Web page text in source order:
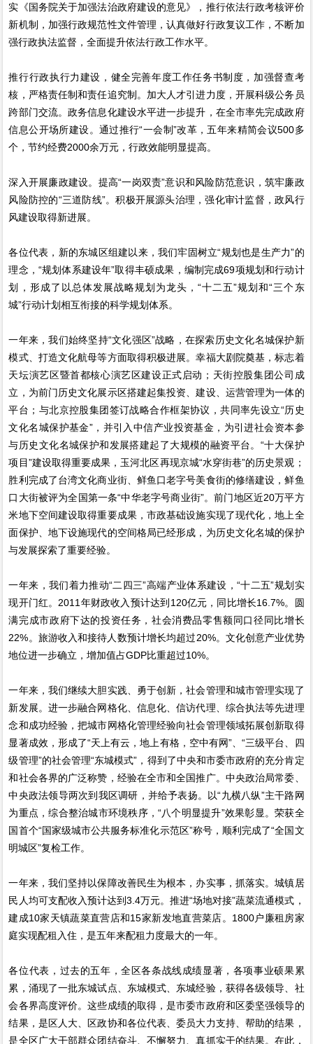
实《国务院关于加强法治政府建设的意见》，推行依法行政考核评价
新机制，加强行政规范性文件管理，认真做好行政复议工作，不断加
强行政执法监督，全面提升依法行政工作水平。
推行行政执行力建设，健全完善年度工作任务书制度，加强督查考
核，严格责任制和责任追究制。加大人才引进力度，开展科级公务员
跨部门交流。政务信息化建设水平进一步提升，在全市率先完成政府
信息公开场所建设。通过推行“一会制”改革，五年来精简会议500多
个，节约经费2000余万元，行政效能明显提高。
深入开展廉政建设。提高“一岗双责”意识和风险防范意识，筑牢廉政
风险防控的“三道防线”。积极开展源头治理，强化审计监督，政风行
风建设取得新进展。
各位代表，新的东城区组建以来，我们牢固树立“规划也是生产力”的
理念，“规划体系建设年”取得丰硕成果，编制完成69项规划和行动计
划，形成了以总体发展战略规划为龙头，“十二五”规划和“三个东
城”行动计划相互衔接的科学规划体系。
一年来，我们始终坚持“文化强区”战略，在探索历史文化名城保护新
模式、打造文化航母等方面取得积极进展。幸福大剧院奠基，标志着
天坛演艺区暨首都核心演艺区建设正式启动；天街控股集团公司成
立，为前门历史文化展示区搭建起集投资、建设、运营管理为一体的
平台；与北京控股集团签订战略合作框架协议，共同率先设立“历史
文化名城保护基金”，并引入中信产业投资基金，为引进社会资本参
与历史文化名城保护和发展搭建起了大规模的融资平台。“十大保护
项目”建设取得重要成果，玉河北区再现京城“水穿街巷”的历史景观；
胜利完成了台湾文化商业街、鲜鱼口老字号美食街的修缮建设，鲜鱼
口大街被评为全国第一条“中华老字号商业街”。前门地区近20万平方
米地下空间建设取得重要成果，市政基础设施实现了现代化，地上全
面保护、地下设施现代的空间格局已经形成，为历史文化名城的保护
与发展探索了重要经验。
一年来，我们着力推动“二四三”高端产业体系建设，“十二五”规划实
现开门红。2011年财政收入预计达到120亿元，同比增长16.7%。圆
满完成市政府下达的投资任务，社会消费品零售额同口径同比增长
22%。旅游收入和接待人数预计增长均超过20%。文化创意产业优势
地位进一步确立，增加值占GDP比重超过10%。
一年来，我们继续大胆实践、勇于创新，社会管理和城市管理实现了
新发展。进一步融合网格化、信息化、信访代理、综合执法等先进理
念和成功经验，把城市网格化管理经验向社会管理领域拓展创新取得
显著成效，形成了“天上有云，地上有格，空中有网”、“三级平台、四
级管理”的社会管理“东城模式”，得到了中央和市委市政府的充分肯定
和社会各界的广泛称赞，经验在全市和全国推广。中央政治局常委、
中央政法领导两次到我区调研，并给予表扬。以“九横八纵”主干路网
为重点，综合整治城市环境秩序，“八个明显提升”效果彰显。荣获全
国首个“国家级城市公共服务标准化示范区”称号，顺利完成了“全国文
明城区”复检工作。
一年来，我们坚持以保障改善民生为根本，办实事，抓落实。城镇居
民人均可支配收入预计达到3.4万元。推进“场地对接”蔬菜流通模式，
建成10家天镇蔬菜直营店和15家新发地直营菜店。1800户廉租房家
庭实现配租入住，是五年来配租力度最大的一年。
各位代表，过去的五年，全区各条战线成绩显著，各项事业硕果累
累，涌现了一批东城试点、东城模式、东城经验，获得各级领导、社
会各界高度评价。这些成绩的取得，是市委市政府和区委坚强领导的
结果，是区人大、区政协和各位代表、委员大力支持、帮助的结果，
是全区广大干部群众团结奋斗、不懈努力、真抓实干的结果。在此，